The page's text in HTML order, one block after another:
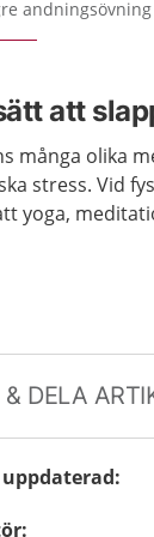
att
många olika
stress. Vid
yoga,
DELA
:
: